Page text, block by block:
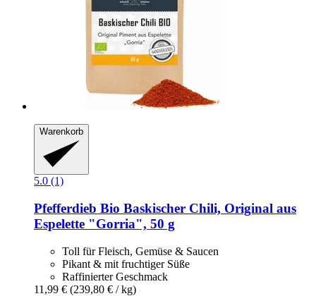
Warenkorb
5.0 (1)
Pfefferdieb Bio Baskischer Chili, Original aus
Espelette "Gorria", 50 g
Toll für Fleisch, Gemüse & Saucen
Pikant & mit fruchtiger Süße
Raffinierter Geschmack
11,99 € (239,80 € / kg)